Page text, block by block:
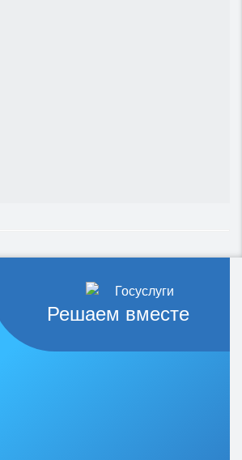
Решаем вместе